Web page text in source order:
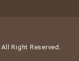
All Right Reserved.